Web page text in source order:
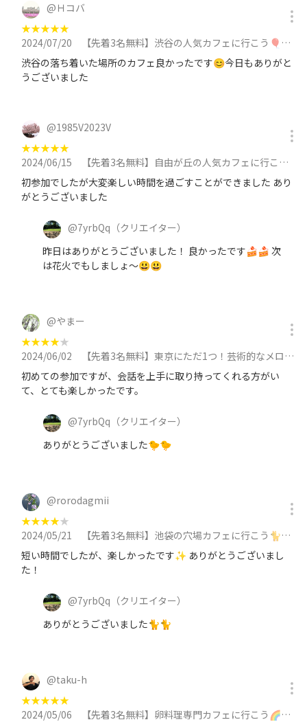
@ Ｈコバ
★★★★★
2024/07/20
【先着3名無料】渋谷の人気カフェに行こう🎈🎈🎈🎈に参加
渋谷の落ち着いた場所のカフェ良かったです😊今日もありがと
うございました
@1985V2023V
★★★★★
2024/06/15
【先着3名無料】自由が丘の人気カフェに行こう🍩🍩🍩に参加
初参加でしたが大変楽しい時間を過ごすことができました あり
がとうございました
@7yrbQq （クリエイター）
昨日はありがとうございました！ 良かったです🍰🍰 次
は花火でもしましょ～😃😃
@やまー
★★★★★
2024/06/02
【先着3名無料】東京にただ1つ！芸術的なメロンパンケーキを食べに行こう🐱🐱🐱🐱に参加
初めての参加ですが、会話を上手に取り持ってくれる方がい
て、とても楽しかったです。
@7yrbQq （クリエイター）
ありがとうございました🐤🐤
@rorodagmii
★★★★★
2024/05/21
【先着3名無料】池袋の穴場カフェに行こう🐈🐈🐈に参加
短い時間でしたが、楽しかったです✨ ありがとうございまし
た！
@7yrbQq （クリエイター）
ありがとうございました🐈🐈
@taku-h
★★★★★
2024/05/06
【先着3名無料】卵料理専門カフェに行こう🌈🌈に参加